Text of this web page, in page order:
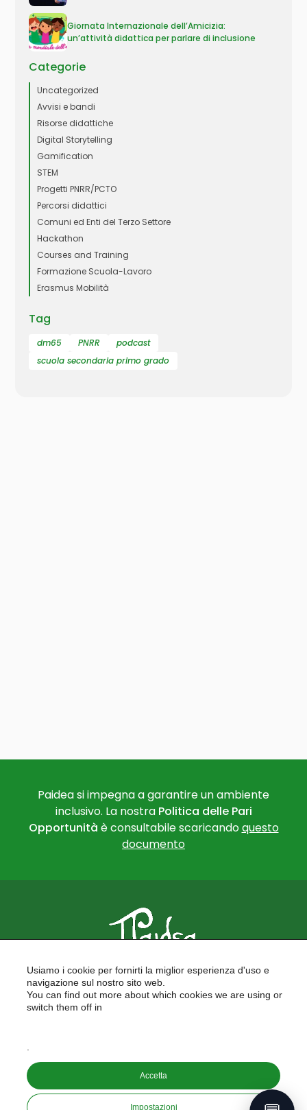
Giornata Internazionale dell’Amicizia:
un’attività didattica per parlare di inclusione
Categorie
Uncategorized
Avvisi e bandi
Risorse didattiche
Digital Storytelling
Gamification
STEM
Progetti PNRR/PCTO
Percorsi didattici
Comuni ed Enti del Terzo Settore
Hackathon
Courses and Training
Formazione Scuola-Lavoro
Erasmus Mobilità
Tag
dm65 PNRR
podcast
scuola secondaria primo grado
Paidea si impegna a garantire un ambiente
inclusivo. La nostra Politica delle Pari
Opportunità è consultabile scaricandoquesto
documento
PAIDEA
FORMAZIONE PER LE SCUOLE
FORMAZIONE PROFESSIONALE
Copyright © 2026
PAIDEA S.A.S. - Capitale sociale 10.000€ i.v.
Riproduzione Vietata
Usiamo i cookie per fornirti la miglior esperienza d'uso e
navigazione sul nostro sito web.
You can find out more about which cookies we are using or
switch them off in
Accetta
Impostazioni